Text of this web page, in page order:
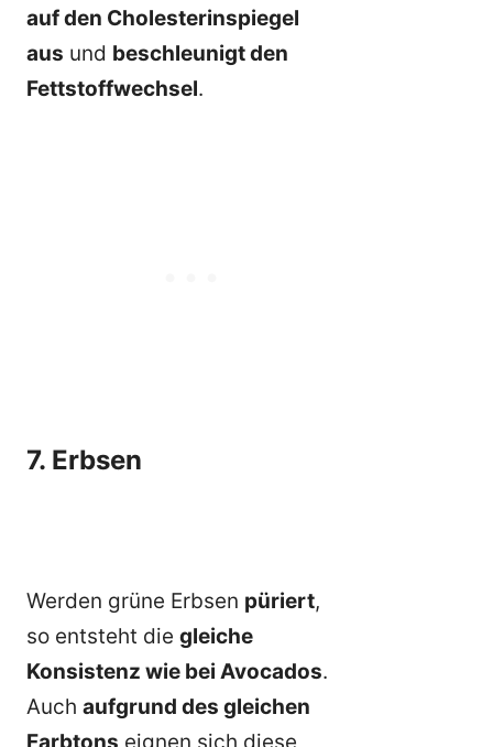
auf den Cholesterinspiegel
aus und beschleunigt den
Fettstoffwechsel.
7. Erbsen
Werden grüne Erbsen püriert,
so entsteht die gleiche
Konsistenz wie bei Avocados.
Auch aufgrund des gleichen